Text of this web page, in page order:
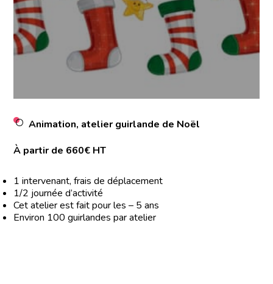
Animation, atelier guirlande de Noël
À partir de 660€ HT
1 intervenant, frais de déplacement
1/2 journée d’activité
Cet atelier est fait pour les – 5 ans
Environ 100 guirlandes par atelier